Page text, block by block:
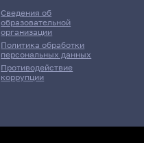
Сведения об
образовательной
организации
Политика обработки
персональных данных
Противодействие
коррупции